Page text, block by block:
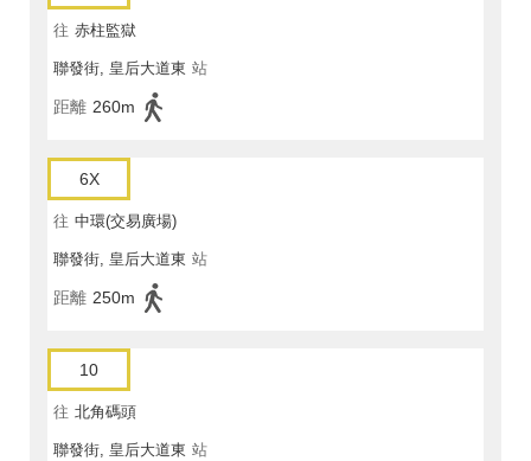
往 赤柱監獄
聯發街, 皇后大道東 站
距離 260m
6X
往 中環(交易廣場)
聯發街, 皇后大道東 站
距離 250m
10
往 北角碼頭
聯發街, 皇后大道東 站